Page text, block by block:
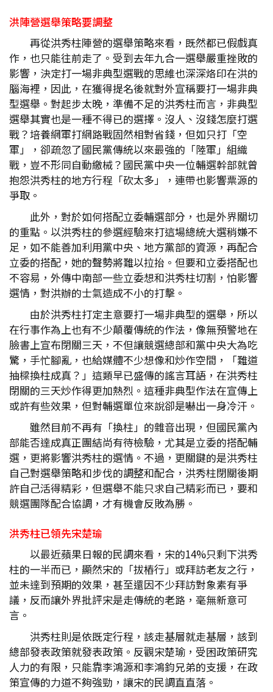
洪陣營選舉策略要調整
再從洪秀柱陣營的選舉策略來看，既然都已假戲真
作，也只能往前走了。受到去年九合一選舉嚴重挫敗的
影響，決定打一場非典型選戰的思維也深深烙印在洪的
腦海裡，因此，在獲得提名後就對外宣稱要打一場非典
型選舉。對起步太晚，準備不足的洪秀柱而言，非典型
選舉其實也是一種不得已的選擇。沒人、沒錢怎麼打選
戰？培養網軍打網路戰固然相對省錢，但如只打「空
軍」，卻疏忽了國民黨傳統以來最強的「陸軍」組織
戰，豈不形同自動繳械？國民黨中央一位輔選幹部就曾
抱怨洪秀柱的地方行程「砍太多」，連帶也影響票源的
爭取。
此外，對於如何搭配立委輔選部分，也是外界關切
的重點。以洪秀柱的參選經驗來打這場總統大選稍嫌不
足，如不能善加利用黨中央、地方黨部的資源，再配合
立委的搭配，她的聲勢將難以拉抬。但要和立委搭配也
不容易，外傳中南部一些立委想和洪秀柱切割，怕影響
選情，對洪辦的士氣造成不小的打擊。
由於洪秀柱打定主意要打一場非典型的選舉，所以
在行事作為上也有不少顛覆傳統的作法，像無預警地在
臉書上宣布閉關三天，不但讓競選總部和黨中央大為吃
驚，手忙腳亂，也給媒體不少想像和炒作空間，「難道
抽樑換柱成真？」這類早已盛傳的謠言耳語，在洪秀柱
閉關的三天炒作得更加熱烈。這種非典型作法在宣傳上
或許有些效果，但對輔選單位來說卻是嚇出一身冷汗。
雖然目前不再有「換柱」的雜音出現，但國民黨內
部能否達成真正團結尚有待檢驗，尤其是立委的搭配輔
選，更將影響洪秀柱的選情。不過，更關鍵的是洪秀柱
自己對選舉策略和步伐的調整和配合，洪秀柱閉關後期
許自己活得精彩，但選舉不能只求自己精彩而已，要和
競選團隊配合協調，才有機會反敗為勝。
洪秀柱已領先宋楚瑜
以最近蘋果日報的民調來看，宋的14%只剩下洪秀
柱的一半而已，顯然宋的「拔樁行」或拜訪老友之行，
並未達到預期的效果，甚至還因不少拜訪對象素有爭
議，反而讓外界批評宋是走傳統的老路，毫無新意可
言。
洪秀柱則是依既定行程，該走基層就走基層，該到
總部發表政策就發表政策。反觀宋楚瑜，受困政策研究
人力的有限，只能靠李鴻源和李鴻鈞兄弟的支援，在政
策宣傳的力道不夠強勁，讓宋的民調直直落。